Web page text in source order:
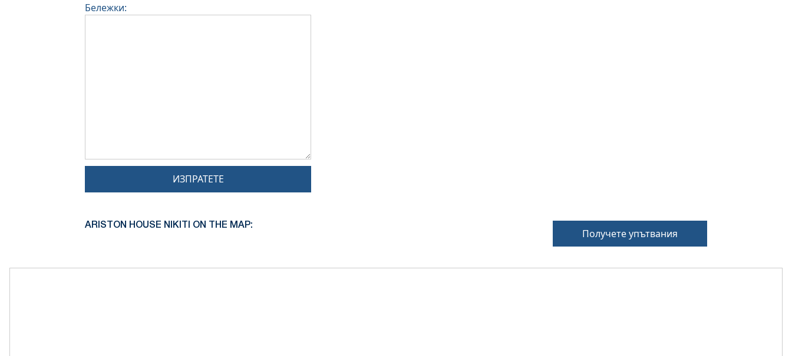
Бележки:
ИЗПРАТЕТЕ
ARISTON HOUSE NIKITI ON THE MAP:
Получете упътвания